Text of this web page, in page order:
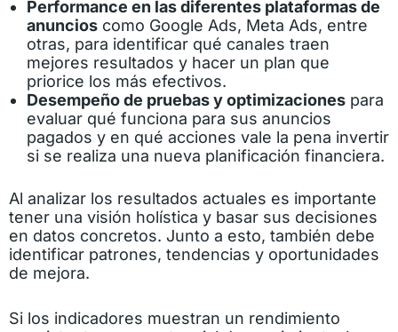
Performance en las diferentes plataformas de
anuncios como Google Ads, Meta Ads, entre
otras, para identificar qué canales traen
mejores resultados y hacer un plan que
priorice los más efectivos.
Desempeño de pruebas y optimizaciones para
evaluar qué funciona para sus anuncios
pagados y en qué acciones vale la pena invertir
si se realiza una nueva planificación financiera.
Al analizar los resultados actuales es importante
tener una visión holística y basar sus decisiones
en datos concretos. Junto a esto, también debe
identificar patrones, tendencias y oportunidades
de mejora.
Si los indicadores muestran un rendimiento